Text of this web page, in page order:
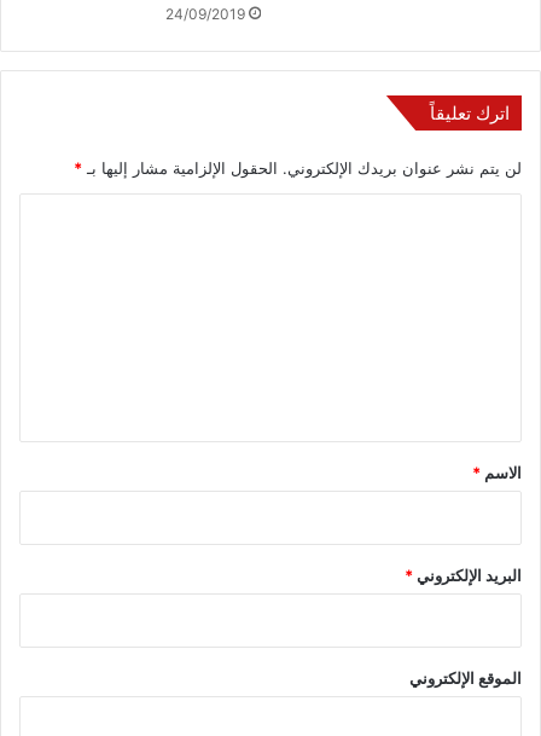
24/09/2019
اترك تعليقاً
لن يتم نشر عنوان بريدك الإلكتروني. الحقول الإلزامية مشار إليها بـ*
*
الاسم *
البريد الإلكتروني*
الموقع الإلكتروني